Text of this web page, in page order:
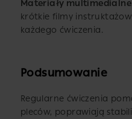
Materiały
krótkie filmy
każdego ćwiczenia.
Podsumowanie
Regularne ćwiczenia
pleców, poprawiają